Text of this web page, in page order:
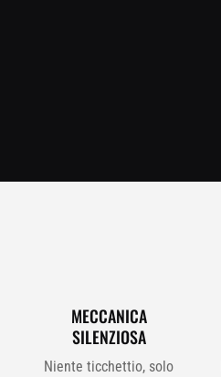
MECCANICA
SILENZIOSA
Niente ticchettio, solo